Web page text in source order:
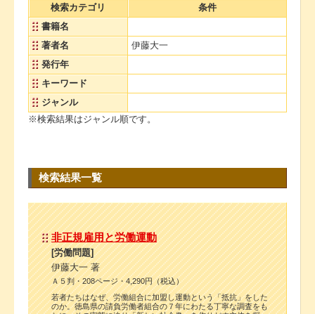
検索カテゴリ
条件
書籍名
著者名
伊藤大一
発行年
キーワード
ジャンル
※検索結果はジャンル順です。
検索結果一覧
非正規雇用と労働運動
[労働問題]
伊藤大一 著
Ａ５判・208ページ・4,290円（税込）
若者たちはなぜ、労働組合に加盟し運動という「抵抗」をした
のか。徳島県の請負労働者組合の７年にわたる丁寧な調査をも